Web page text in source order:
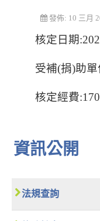
發佈: 10 三月
核定日期
受補(捐)助
核定經費
資訊公開
法規查詢